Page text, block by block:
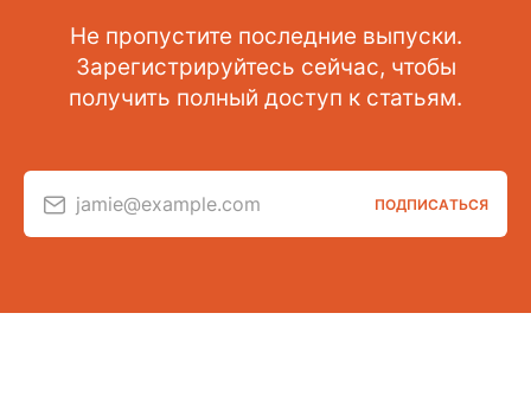
Не пропустите последние выпуски.
Зарегистрируйтесь сейчас, чтобы
получить полный доступ к статьям.
jamie@example.com ПОДПИСАТЬСЯ